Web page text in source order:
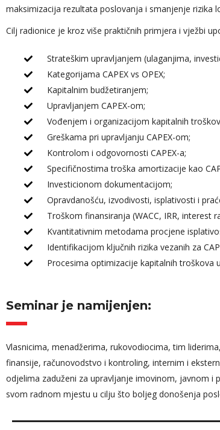
maksimizacija rezultata poslovanja i smanjenje rizika
Cilj radionice je kroz više praktičnih primjera i vježbi
Strateškim upravljanjem (ulaganjima,
Kategorijama CAPEX vs OPEX;
Kapitalnim budžetiranjem;
Upravljanjem CAPEX-om;
Vođenjem i organizacijom kapitalnih
Greškama pri upravljanju CAPEX-om;
Kontrolom i odgovornosti CAPEX-a;
Specifičnostima troška amortizacije kao
Investicionom dokumentacijom;
Opravdanošću, izvodivosti, isplativosti i
Troškom finansiranja (WACC, IRR, interest
Kvantitativnim metodama procjene
Identifikacijom ključnih rizika vezanih za
Procesima optimizacije kapitalnih troškova
Seminar je namijenjen:
Vlasnicima, menadžerima, rukovodiocima, tim
finansije, računovodstvo i kontroling, internim i
odjelima zaduženi za upravljanje imovinom, javnom i
svom radnom mjestu u cilju što boljeg donošenja